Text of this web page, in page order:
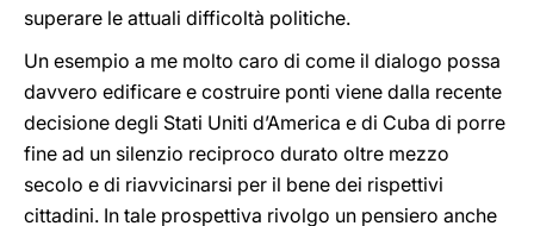
superare le attuali difficoltà politiche.
Un esempio a me molto caro di come il dialogo possa
davvero edificare e costruire ponti viene dalla recente
decisione degli Stati Uniti d’America e di Cuba di porre
fine ad un silenzio reciproco durato oltre mezzo
secolo e di riavvicinarsi per il bene dei rispettivi
cittadini. In tale prospettiva rivolgo un pensiero anche